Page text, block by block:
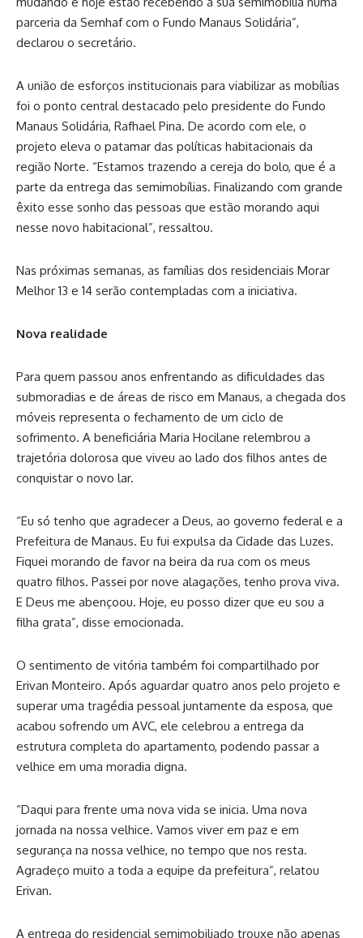
parceria da Semhaf com o Fundo Manaus Solidária”,
declarou o secretário.
A união de esforços institucionais para viabilizar as mobílias
foi o ponto central destacado pelo presidente do Fundo
Manaus Solidária, Rafhael Pina. De acordo com ele, o
projeto eleva o patamar das políticas habitacionais da
região Norte. “Estamos trazendo a cereja do bolo, que é a
parte da entrega das semimobílias. Finalizando com grande
êxito esse sonho das pessoas que estão morando aqui
nesse novo habitacional”, ressaltou.
Nas próximas semanas, as famílias dos residenciais Morar
Melhor 13 e 14 serão contempladas com a iniciativa.
Nova realidade
Para quem passou anos enfrentando as dificuldades das
submoradias e de áreas de risco em Manaus, a chegada dos
móveis representa o fechamento de um ciclo de
sofrimento. A beneficiária Maria Hocilane relembrou a
trajetória dolorosa que viveu ao lado dos filhos antes de
conquistar o novo lar.
“Eu só tenho que agradecer a Deus, ao governo federal e a
Prefeitura de Manaus. Eu fui expulsa da Cidade das Luzes.
Fiquei morando de favor na beira da rua com os meus
quatro filhos. Passei por nove alagações, tenho prova viva.
E Deus me abençoou. Hoje, eu posso dizer que eu sou a
filha grata”, disse emocionada.
O sentimento de vitória também foi compartilhado por
Erivan Monteiro. Após aguardar quatro anos pelo projeto e
superar uma tragédia pessoal juntamente da esposa, que
acabou sofrendo um AVC, ele celebrou a entrega da
estrutura completa do apartamento, podendo passar a
velhice em uma moradia digna.
“Daqui para frente uma nova vida se inicia. Uma nova
jornada na nossa velhice. Vamos viver em paz e em
segurança na nossa velhice, no tempo que nos resta.
Agradeço muito a toda a equipe da prefeitura”, relatou
Erivan.
A entrega do residencial semimobiliado trouxe não apenas